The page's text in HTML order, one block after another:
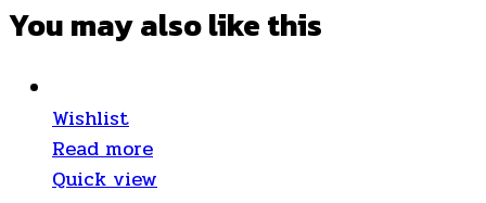
You may alsolike this
Wishlist
Read more
Quick view